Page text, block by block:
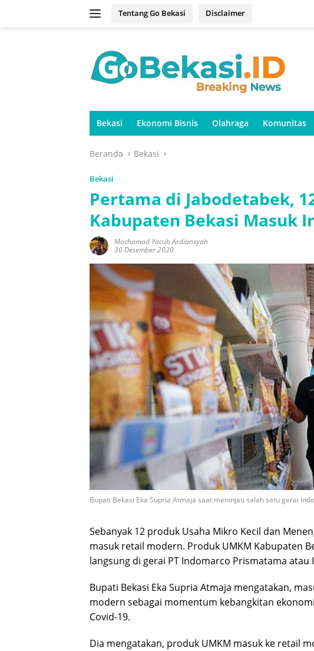
Tentang Go Bekasi Disclaimer
Bekasi Ekonomi Bisnis Olahraga Komunitas
Beranda Bekasi
Bekasi
Pertama di Jabodetabek,
Kabupaten Bekasi Masuk
Mochamad Yacub Ardiansyah
30 Desember 2020
Bupati Bekasi Eka Supria Atmaja saat meninjau salah satu gerai
Sebanyak 12 produk Usaha Mikro Kecil dan
masuk retail modern. Produk UMKM Kabupaten
langsung di gerai PT Indomarco Prismatama atau
Bupati Bekasi Eka Supria Atmaja mengatakan,
modern sebagai momentum kebangkitan
Covid-19.
Dia mengatakan, produk UMKM masuk ke retail